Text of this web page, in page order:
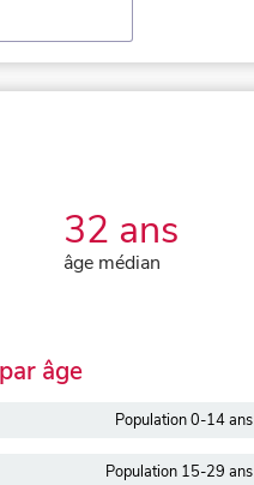
32 ans
âge médian
âge
Population 0-14 ans
Population 15-29 ans